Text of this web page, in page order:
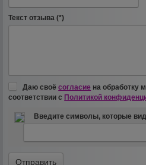
Текст отзыва (*)
Даю своёсогласие на обработку
соответствии с Политикой
Введите символы, которые